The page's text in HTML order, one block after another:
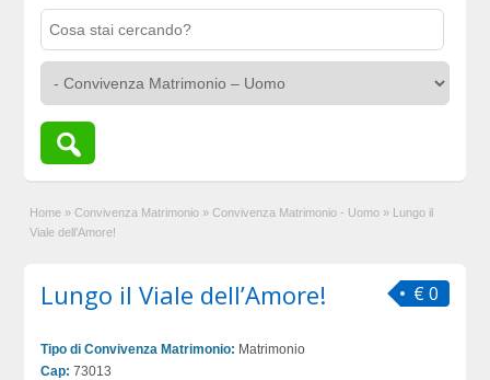
Home » Convivenza Matrimonio » Convivenza Matrimonio - Uomo » Lungo il
Viale dell’Amore!
€ 0
Lungo il Viale dell’Amore!
Tipo di Convivenza Matrimonio: Matrimonio
Cap: 73013